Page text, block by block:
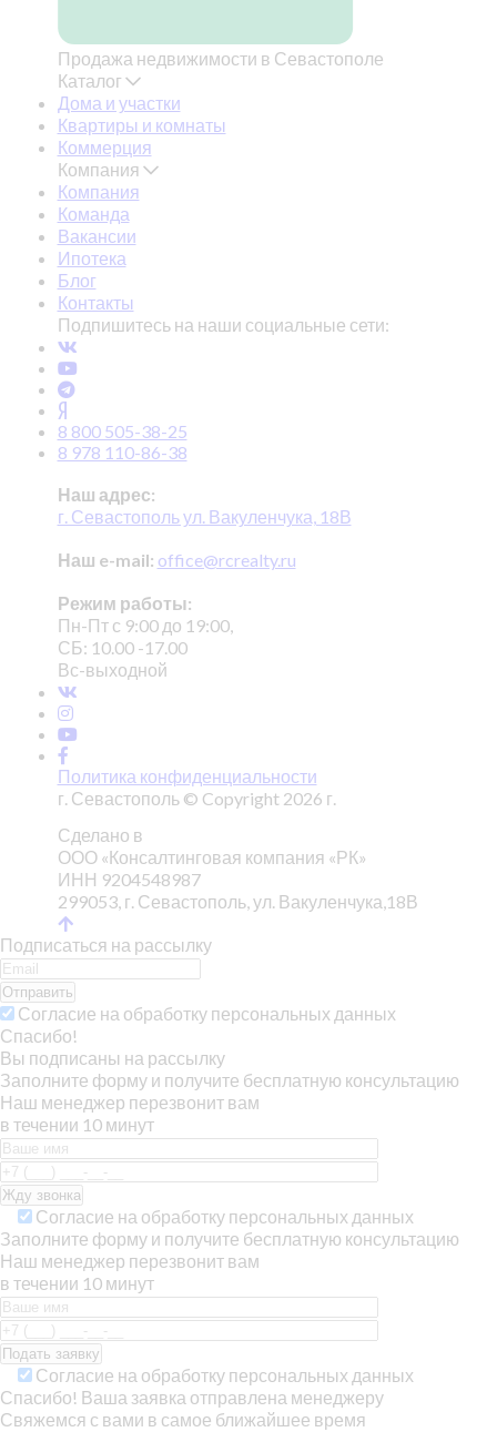
Продажа недвижимости в Севастополе
Каталог
Дома и участки
Квартиры и комнаты
Коммерция
Компания
Компания
Команда
Вакансии
Ипотека
Блог
Контакты
Подпишитесь на наши социальные сети:
8 800 505-38-25
8 978 110-86-38
Наш адрес:
г. Севастополь ул. Вакуленчука, 18В
Наш e-mail: office@rcrealty.ru
Режим работы:
Пн-Пт с 9:00 до 19:00,
СБ: 10.00 -17.00
Вс-выходной
Политика конфиденциальности
г. Севастополь © Copyright 2026 г.
Сделано в
ООО «Консалтинговая компания «РК»
ИНН 9204548987
299053, г. Севастополь, ул. Вакуленчука,18В
Подписаться на рассылку
Отправить
Согласие на обработку персональных данных
Спасибо!
Вы подписаны на рассылку
Заполните форму и получите бесплатную консультацию
Наш менеджер перезвонит вам
в течении 10 минут
Согласие на обработку персональных данных
Заполните форму и получите бесплатную консультацию
Наш менеджер перезвонит вам
в течении 10 минут
Согласие на обработку персональных данных
Спасибо! Ваша заявка отправлена менеджеру
Свяжемся с вами в самое ближайшее время